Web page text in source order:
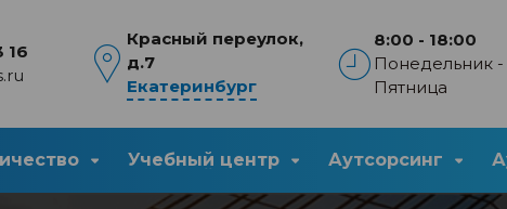
16
Красный переулок,
д.7
Екатеринбург
8:00 - 18:00
Понедельник -
Пятница
Учебный центр Аутсорсинг